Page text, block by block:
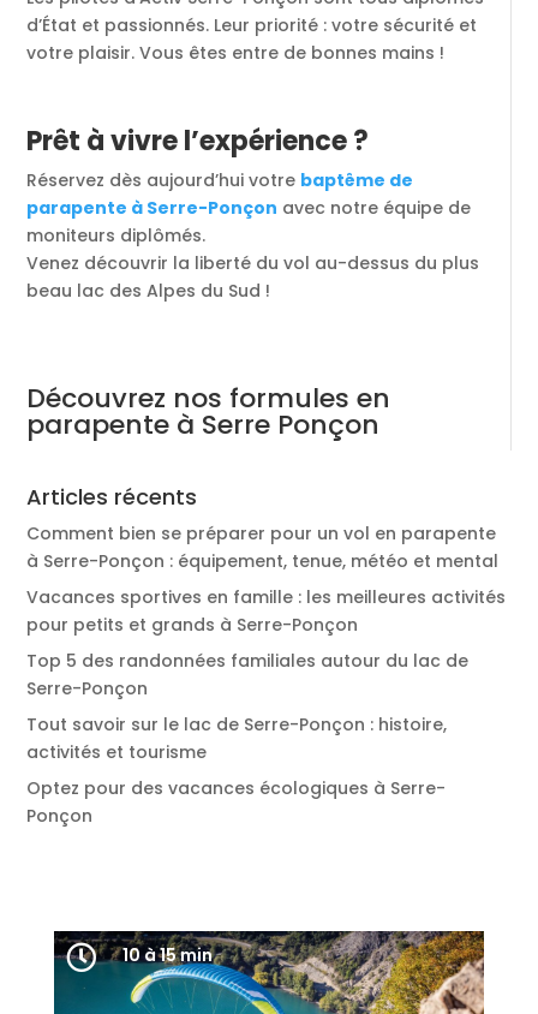
d’État et passionnés. Leur priorité : votre sécurité et
votre plaisir. Vous êtes entre de bonnes mains !
Prêt à vivre l’expérience ?
Réservez dès aujourd’hui votre baptême de
parapente à Serre-Ponçon avec notre équipe de
moniteurs diplômés.
Venez découvrir la liberté du vol au-dessus du plus
beau lac des Alpes du Sud !
Découvrez nos formules en
parapente à Serre Ponçon
Articles récents
Comment bien se préparer pour un vol en parapente
à Serre-Ponçon : équipement, tenue, météo et mental
Vacances sportives en famille : les meilleures activités
pour petits et grands à Serre-Ponçon
Top 5 des randonnées familiales autour du lac de
Serre-Ponçon
Tout savoir sur le lac de Serre-Ponçon : histoire,
activités et tourisme
Optez pour des vacances écologiques à Serre-
Ponçon
 10 à 15 min
 10 à 15 min